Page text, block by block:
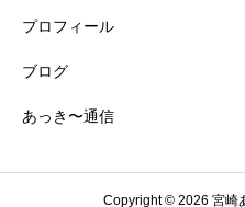
プロフィール
ブログ
あっき〜通信
Copyright © 2026 宮崎